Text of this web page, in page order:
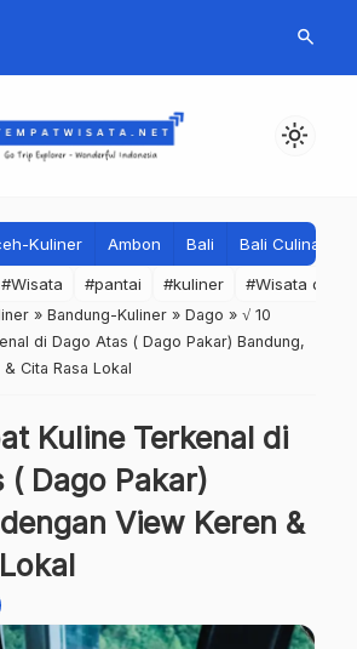
search
light_mode
Kuliner Ambon Bali Bali Culinary
#Wisata #pantai #kuliner #Wisata dan
» Bandung-Kuliner » Dago » √ 10
di Dago Atas ( Dago Pakar) Bandung,
Cita Rasa Lokal
Kuline Terkenal di
( Dago Pakar)
View Keren &